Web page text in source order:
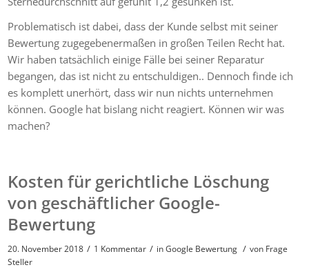
Problematisch ist dabei, dass der Kunde selbst mit seiner
Bewertung zugegebenermaßen in großen Teilen Recht hat.
Wir haben tatsächlich einige Fälle bei seiner Reparatur
begangen, das ist nicht zu entschuldigen.. Dennoch finde ich
es komplett unerhört, dass wir nun nichts unternehmen
können. Google hat bislang nicht reagiert. Können wir was
machen?
Kosten für gerichtliche Löschung
von geschäftlicher Google-
Bewertung
20. November 2018 / 1 Kommentar / inGoogle Bewertung / von Frage
Steller